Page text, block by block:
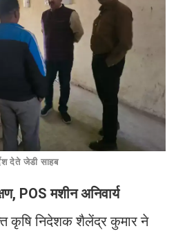
देते जेडी साहब
POS मशीन अनिवार्य
कृषि निदेशक शैलेंद्र कुमार ने